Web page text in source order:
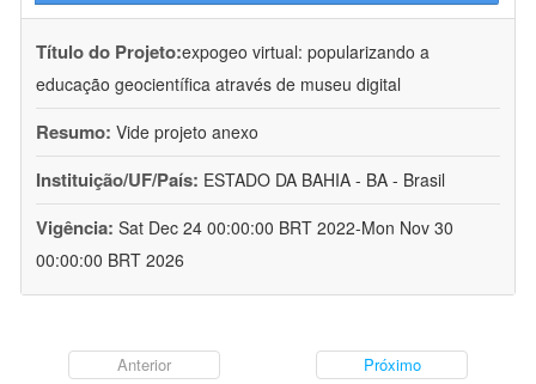
Título do Projeto:expogeo virtual: popularizando a
educação geocientífica através de museu digital
Resumo: Vide projeto anexo
Instituição/UF/País: ESTADO DA BAHIA - BA - Brasil
Vigência: Sat Dec 24 00:00:00 BRT 2022-Mon Nov 30
00:00:00 BRT 2026
Anterior Próximo